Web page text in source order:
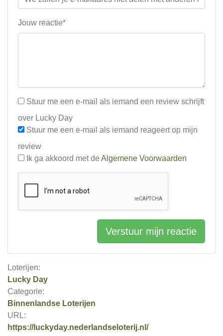
Loterijen:
Lucky Day
Categorie:
Binnenlandse Loterijen
URL:
https://luckyday.nederlandseloterij.nl/
Jouw reactie*
Stuur me een e-mail als iemand een review schrijft
over Lucky Day
Stuur me een e-mail als iemand reageert op mijn
review
Ik ga akkoord met de Algemene Voorwaarden
Verstuur mijn reactie